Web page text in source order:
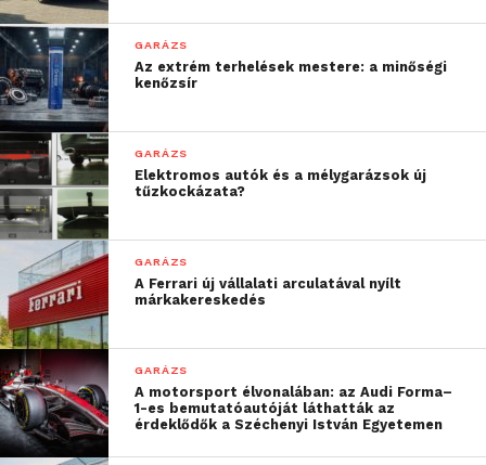
1,9%-os volt a növekedés.
Ezzel szemben a
magyarok egyik nagy
kedvencének számító
Suzuki Swift ára
jelentősen, 11,8%-kal
emelkedett. Az árak
emelkedése főként a
tartósan erős kereslet és
a gazdasági környezet
(infláció, árfolyam-
ingadozás)
következménye, viszont jó
GARÁZS
Az extrém terhelések mestere: a minőségi
kenőzsír
GARÁZS
Elektromos autók és a mélygarázsok új
tűzkockázata?
GARÁZS
A Ferrari új vállalati arculatával nyílt
márkakereskedés
GARÁZS
A motorsport élvonalában: az Audi Forma–
1-es bemutatóautóját láthatták az
érdeklődők a Széchenyi István Egyetemen